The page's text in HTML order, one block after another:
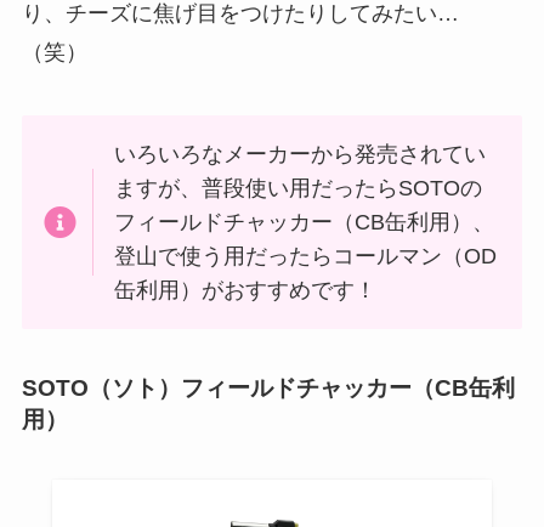
り、チーズに焦げ目をつけたりしてみたい…
（笑）
いろいろなメーカーから発売されてい
ますが、普段使い用だったらSOTOの
フィールドチャッカー（CB缶利用）、
登山で使う用だったらコールマン（OD
缶利用）がおすすめです！
SOTO（ソト）フィールドチャッカー（CB缶利
用）